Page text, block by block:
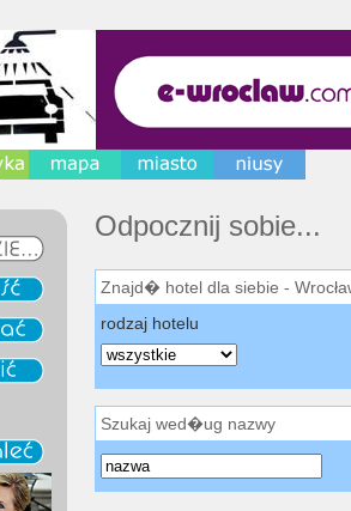
Odpocznij sobie...
Znajd� hotel dla siebie -
rodzaj hotelu
Szukaj wed�ug nazwy